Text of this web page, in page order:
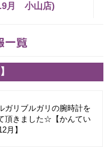
月 小山店)
ガリブルガリの腕時計を
頂きました☆【かんてい
月】